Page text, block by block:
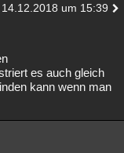
14.12.2018 um 15:39
es auch gleich
kann wenn man